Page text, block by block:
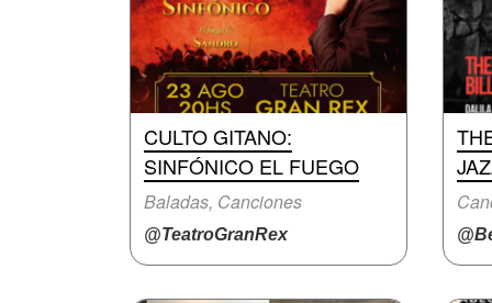
CULTO GITANO:
SINFÓNICO EL FUEGO
Baladas, Canciones
@TeatroGranRex